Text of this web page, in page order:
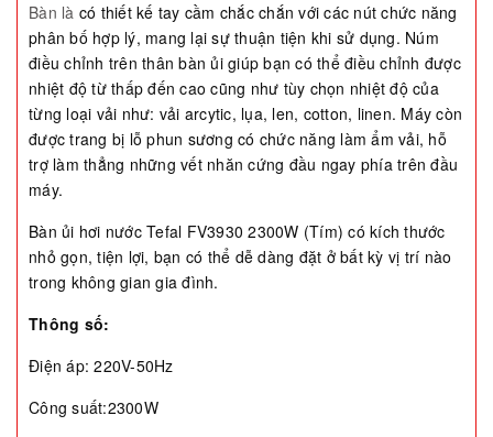
Bàn là có thiết kế tay cầm chắc chắn với các nút chức năng
phân bố hợp lý, mang lại sự thuận tiện khi sử dụng. Núm
điều chỉnh trên thân bàn ủi giúp bạn có thể điều chỉnh được
nhiệt độ từ thấp đến cao cũng như tùy chọn nhiệt độ của
từng loại vải như: vải arcytic, lụa, len, cotton, linen. Máy còn
được trang bị lỗ phun sương có chức năng làm ẩm vải, hỗ
trợ làm thẳng những vết nhăn cứng đầu ngay phía trên đầu
máy.
Bàn ủi hơi nước Tefal FV3930 2300W (Tím) có kích thước
nhỏ gọn, tiện lợi, bạn có thể dễ dàng đặt ở bất kỳ vị trí nào
trong không gian gia đình.
Thông số:
Điện áp: 220V-50Hz
Công suất:2300W